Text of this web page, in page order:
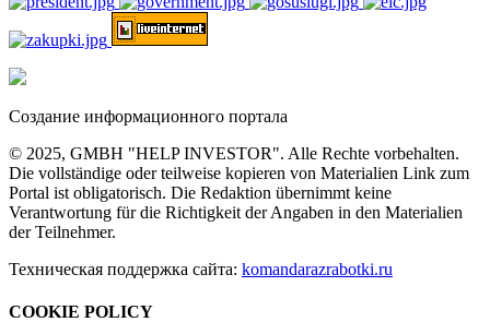
Создание информационного портала
© 2025, GMBH "HELP INVESTOR". Alle Rechte vorbehalten.
Die vollständige oder teilweise kopieren von Materialien Link zum
Portal ist obligatorisch. Die Redaktion übernimmt keine
Verantwortung für die Richtigkeit der Angaben in den Materialien
der Teilnehmer.
Техническая поддержка сайта: komandarazrabotki.ru
COOKIE POLICY